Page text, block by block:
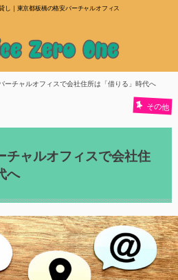
し｜東京都板橋の格安バーチャルオフィス
ーチャルオフィスで会社住所は「借りる」時代へ
その他
チャルオフィスで会社住
へ